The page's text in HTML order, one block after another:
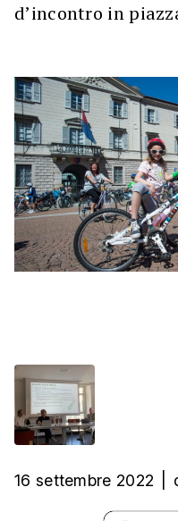
d’incontro in
16 settembre 2022